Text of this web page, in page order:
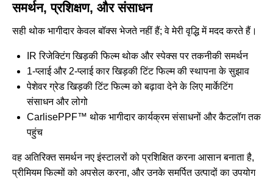
समर्थन, प्रशिक्षण, और संसाधन
सही थोक भागीदार केवल बॉक्स भेजते नहीं हैं; वे मेरी वृद्धि में मदद करते हैं।
IR रिजेक्टिंग खिड़की फिल्म थोक और स्पेक्स पर तकनीकी समर्थन
1-प्लाई और 2-प्लाई कार खिड़की टिंट फिल्म की स्थापना के सुझाव
पेशेवर ग्रेड खिड़की टिंट फिल्म को बढ़ावा देने के लिए मार्केटिंग
संसाधन और लोगो
CarlisePPF™ थोक भागीदार कार्यक्रम संसाधनों और कैटलॉग तक
पहुंच
वह अतिरिक्त समर्थन नए इंस्टालरों को प्रशिक्षित करना आसान बनाता है,
प्रीमियम फिल्मों को अपसेल करना, और उनके समर्पित उत्पादों का उपयोग